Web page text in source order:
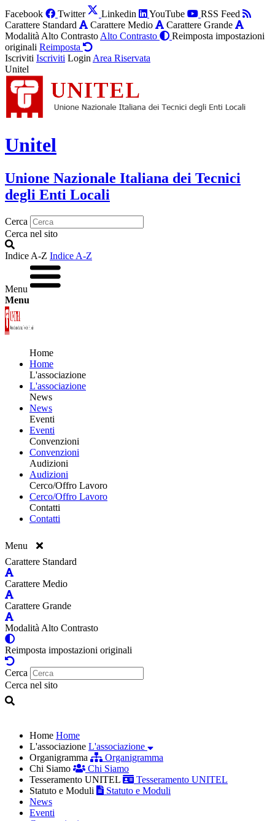
Facebook Twitter Linkedin YouTube
RSS Feed
Carattere Standard
Carattere Medio
Carattere Grande
Modalità Alto Contrasto Alto Contrasto
Reimposta impostazioni
originali Reimposta
Iscriviti Iscriviti Login Area Riservata
Unitel
Unitel
Unione Nazionale Italiana dei Tecnici
degli Enti Locali
Cerca
Cerca nel sito
Indice A-Z Indice A-Z
Menu
Menu
Home
Home
L'associazione
L'associazione
News
News
Eventi
Eventi
Convenzioni
Convenzioni
Audizioni
Audizioni
Cerco/Offro Lavoro
Cerco/Offro Lavoro
Contatti
Contatti
Menu
Carattere Standard
Carattere Medio
Carattere Grande
Modalità Alto Contrasto
Reimposta impostazioni originali
Cerca
Cerca nel sito
Home Home
L'associazione L'associazione
Organigramma
Organigramma
Chi Siamo
Chi Siamo
Tesseramento UNITEL
Tesseramento UNITEL
Statuto e Moduli
Statuto e Moduli
News
Eventi